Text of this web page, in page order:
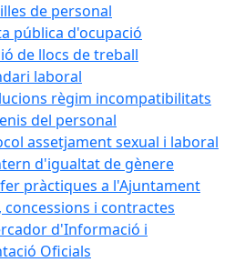
de personal
pública d'ocupació
de llocs de treball
laboral
règim incompatibilitats
del personal
assetjament sexual i laboral
d'igualtat de gènere
pràctiques a l'Ajuntament
concessions i contractes
d'Informació i
Oficials